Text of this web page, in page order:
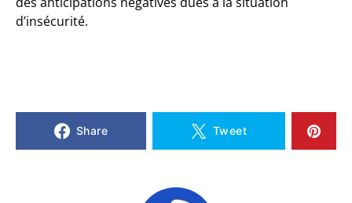
d’insécurité.
Share Tweet